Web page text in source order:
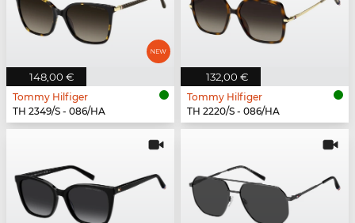
148,00 €
Tommy Hilfiger
TH 2349/S - 086/HA
132,00 €
Tommy Hilfiger
TH 2220/S - 086/HA